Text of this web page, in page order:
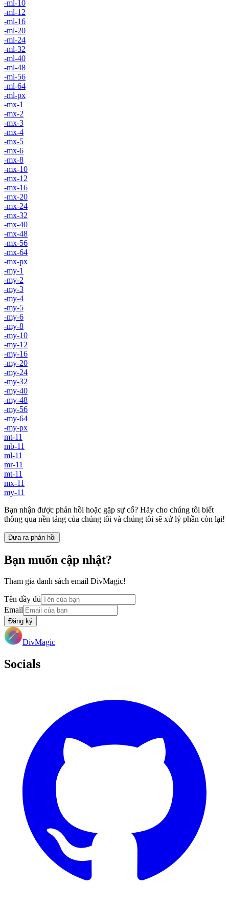
-ml-10
-ml-12
-ml-16
-ml-20
-ml-24
-ml-32
-ml-40
-ml-48
-ml-56
-ml-64
-ml-px
-mx-1
-mx-2
-mx-3
-mx-4
-mx-5
-mx-6
-mx-8
-mx-10
-mx-12
-mx-16
-mx-20
-mx-24
-mx-32
-mx-40
-mx-48
-mx-56
-mx-64
-mx-px
-my-1
-my-2
-my-3
-my-4
-my-5
-my-6
-my-8
-my-10
-my-12
-my-16
-my-20
-my-24
-my-32
-my-40
-my-48
-my-56
-my-64
-my-px
mt-11
mb-11
ml-11
mr-11
mt-11
mx-11
my-11
Bạn nhận được phản hồi hoặc gặp sự cố? Hãy cho chúng tôi biết
thông qua nền tảng của chúng tôi và chúng tôi sẽ xử lý phần còn lại!
Đưa ra phản hồi
Bạn muốn cập nhật?
Tham gia danh sách email DivMagic!
Tên đầy đủ
Email
Đăng ký
DivMagic
Socials